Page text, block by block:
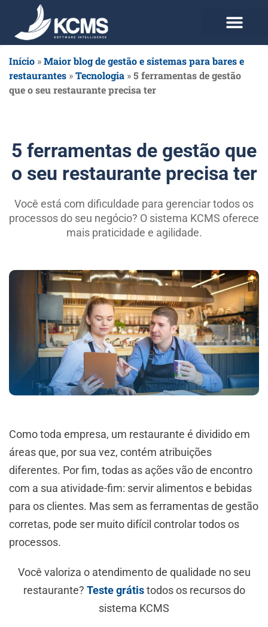
Início »Maior blog de gestão e sistemas para bares e
restaurantes »Tecnologia »5 ferramentas de gestão
que o seu restaurante precisa ter
5 ferramentas de gestão que
o seu restaurante precisa ter
Você está com dificuldade para gerenciar todos os
processos do seu negócio? O sistema KCMS oferece
mais praticidade e agilidade.
Como toda empresa, um restaurante é dividido em
áreas que, por sua vez, contém atribuições
diferentes. Por fim, todas as ações vão de encontro
com a sua atividade-fim: servir alimentos e bebidas
para os clientes. Mas sem as ferramentas de gestão
corretas, pode ser muito difícil controlar todos os
processos.
Você valoriza o atendimento de qualidade no seu
restaurante? Teste grátistodos os recursos do
sistema KCMS